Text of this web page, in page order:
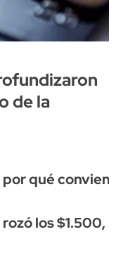
de la
qué
los $1.500,